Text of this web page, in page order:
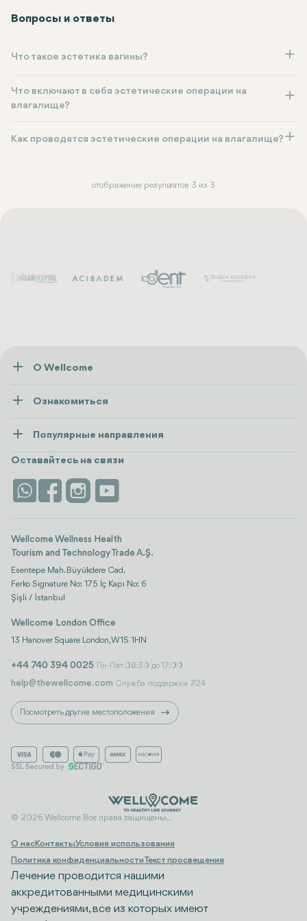
Вопросы и ответы
Что такое эстетика вагины?
Что включают в себя эстетические операции на
влагалище?
Как проводятся эстетические операции на влагалище?
отображение результатов 3 из 3
О Wellcome
Пресса
Безопасность
Контакты
Ознакомиться
Wellness
Размещение
Достопримечательности
Отзывы
Популярные направления
посмотреть все
Istanbul
Оставайтесь на связи
Wellcome Wellness Health
Tourism and Technology Trade A.Ş.
Esentepe Mah. Büyükdere Cad.
Ferko Signature No: 175 İç Kapı No: 6
Şişli / İstanbul
Wellcome London Office
13 Hanover Square London, W1S 1HN
+44 740 394 0025 Пн-Пят 08:30 до 17:00
help@thewellcome.com Служба поддержки 7/24
Посмотреть другие местоположения
© 2026 Wellcome Все права защищены..
О насКонтактыУсловия использования
Политика конфиденциальностиТекст просвещения
Лечение проводится нашими
аккредитованными медицинскими
учреждениями, все из которых имеют